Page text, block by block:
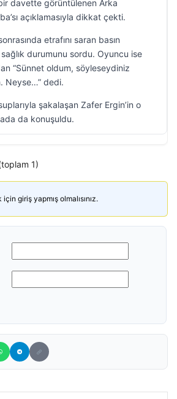
davette görüntülenen Arka
açıklamasıyla dikkat çekti.
etrafını saran basın
sağlık durumunu sordu. Oyuncu ise
“Sünnet oldum, söyleseydiniz
Neyse…” dedi.
şakalaşan Zafer Ergin’in o
da konuşuldu.
1)
giriş yapmış olmalısınız.